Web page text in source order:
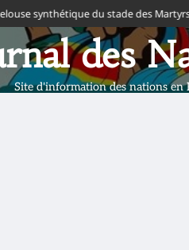
synthétique du stade des Martyrs
des
Site d'information des nations en